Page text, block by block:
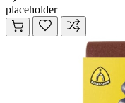
placeholder